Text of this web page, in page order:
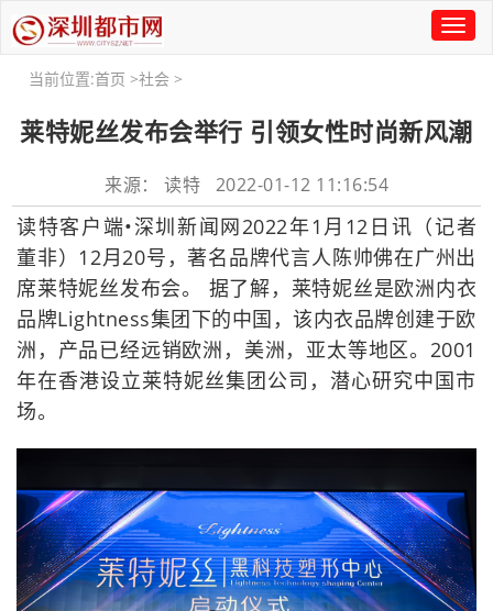
Toggle
当前位置:首页 >社会 >
莱特妮丝发布会举行 引领女性时尚新风潮
来源： 读特 2022-01-12 11:16:54
读特客户端•深圳新闻网2022年1月12日讯（记者
董非）12月20号，著名品牌代言人陈帅佛在广州出
席莱特妮丝发布会。 据了解，莱特妮丝是欧洲内衣
品牌Lightness集团下的中国，该内衣品牌创建于欧
洲，产品已经远销欧洲，美洲，亚太等地区。2001
年在香港设立莱特妮丝集团公司，潜心研究中国市
场。